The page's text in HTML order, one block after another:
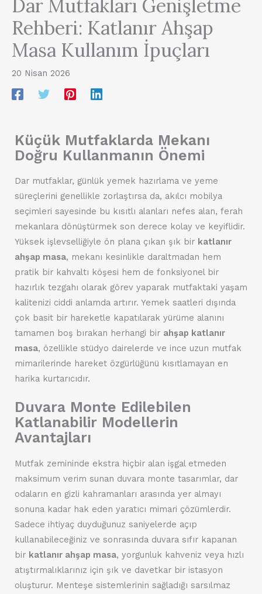
Dar Mutfakları Genişletme
Rehberi: Katlanır Ahşap
Masa Kullanım İpuçları
20 Nisan 2026
Küçük Mutfaklarda Mekanı
Doğru Kullanmanın Önemi
Dar mutfaklar, günlük yemek hazırlama ve yeme
süreçlerini genellikle zorlaştırsa da, akılcı mobilya
seçimleri sayesinde bu kısıtlı alanları nefes alan, ferah
mekanlara dönüştürmek son derece kolay ve keyiflidir.
Yüksek işlevselliğiyle ön plana çıkan şık bir katlanır
ahşap masa, mekanı kesinlikle daraltmadan hem
pratik bir kahvaltı köşesi hem de fonksiyonel bir
hazırlık tezgahı olarak görev yaparak mutfaktaki yaşam
kalitenizi ciddi anlamda artırır. Yemek saatleri dışında
çok basit bir hareketle kapatılarak yürüme alanını
tamamen boş bırakan herhangi bir ahşap katlanır
masa, özellikle stüdyo dairelerde ve ince uzun mutfak
mimarilerinde hareket özgürlüğünü kısıtlamayan en
harika kurtarıcıdır.
Duvara Monte Edilebilen
Katlanabilir Modellerin
Avantajları
Mutfak zemininde ekstra hiçbir alan işgal etmeden
maksimum verim sunan duvara monte tasarımlar, dar
odaların en gizli kahramanları arasında yer almayı
sonuna kadar hak eden yaratıcı mimari çözümlerdir.
Sadece ihtiyaç duyduğunuz saniyelerde açıp
kullanabileceğiniz ve sonrasında duvara sıfır kapanan
bir katlanır ahşap masa, yorgunluk kahveniz veya hızlı
atıştırmalıklarınız için şık ve davetkar bir istasyon
oluşturur. Menteşe sistemlerinin sağladığı sarsılmaz